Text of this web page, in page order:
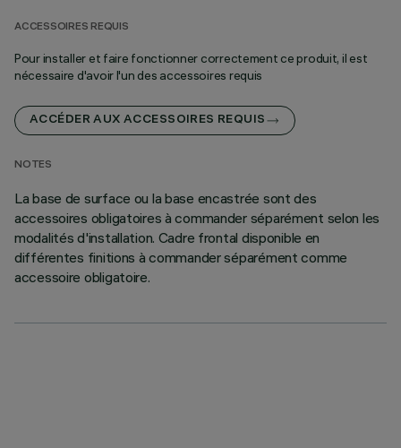
ACCESSOIRES REQUIS
Pour installer et faire fonctionner correctement ce produit, il est
nécessaire d'avoir l'un des accessoires requis
ACCÉDER AUX ACCESSOIRES REQUIS
NOTES
La base de surface ou la base encastrée sont des
accessoires obligatoires à commander séparément selon les
modalités d'installation. Cadre frontal disponible en
différentes finitions à commander séparément comme
accessoire obligatoire.